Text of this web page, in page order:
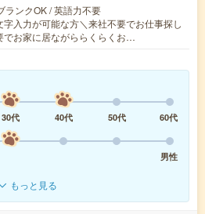
ランクOK / 英語力不要
入力が可能な方＼来社不要でお仕事探し
でお家に居ながららくらくお…
30代 40代 50代
60代
男性
もっと見る